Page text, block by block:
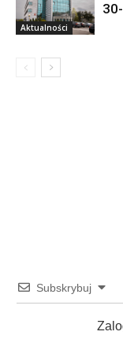
Aktualności
Subskrybuj